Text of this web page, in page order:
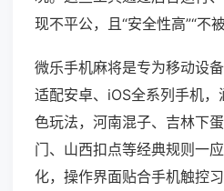
现不平公，且“安全性高”“不被
微乐手机麻将是专为移动设
适配安卓、iOS全系列手机
色玩法，河南混子、吉林下
门、山西扣点等经典规则一
化，操作界面贴合手机触控